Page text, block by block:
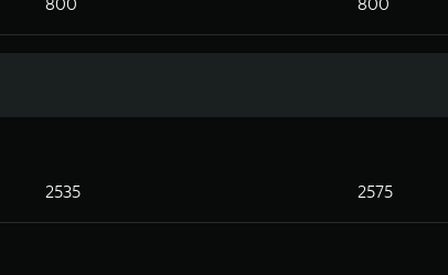
2535 2575